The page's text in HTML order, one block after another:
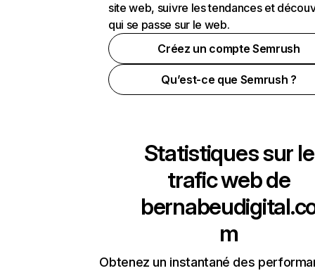
site web, suivre les tendances et
qui se passe sur le web.
Créez un compte Semrush
Qu’est-ce que Semrush ?
Statistiques sur le
trafic web de
m
Obtenez un instantané des